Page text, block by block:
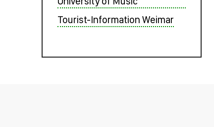
Tourist-Information Weimar